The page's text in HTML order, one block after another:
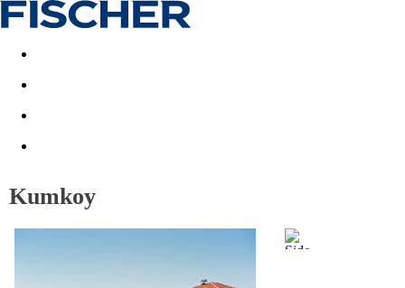
Last minute Dovolenkové kluby
Kumkoy